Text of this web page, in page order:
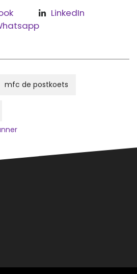
LinkedIn
mfc de postkoets